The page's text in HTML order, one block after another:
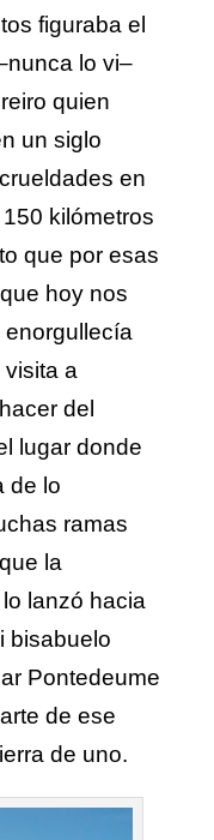
figuraba el
lo vi–
quien
un siglo
en
kilómetros
que por esas
hoy nos
a
del
lugar donde
de lo
ramas
la
lanzó hacia
bisabuelo
Pontedeume
de ese
de uno.